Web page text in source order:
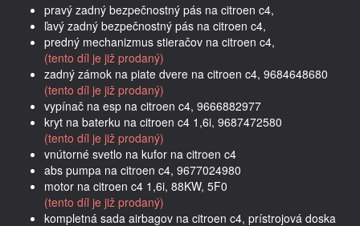
pravý zadný bezpečnostný pás na citroen c4,
ľavý zadný bezpečnostný pás na citroen c4,
predný mechanizmus stieračov na citroen c4,
(tento díl je již prodaný)
zadný zámok na piate dvere na citroen c4, 9684648680
(tento díl je již prodaný)
vypínač na esp na citroen c4, 9666882977
kryt na baterku na citroen c4 1,6i, 9687472580
(tento díl je již prodaný)
vnútorné svetlo na kufor na citroen c4
abs pumpa na citroen c4, 9677024980
motor na citroen c4 1,6i, 88KW, 5F0
(tento díl je již prodaný)
kompletná sada airbagov na citroen c4, prístrojová doska